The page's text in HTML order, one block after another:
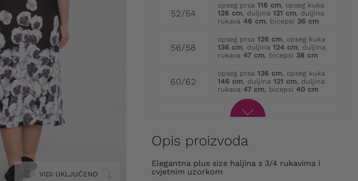
VIDI UKLJUČENO
52/54
opseg prsa 116 cm, opseg kuka
126 cm, duljina 121 cm, duljina
rukava 46 cm, bicepsi 36 cm
56/58
opseg prsa 126 cm, opseg kuka
136 cm, duljina 124 cm, duljina
rukava 47 cm, bicepsi 38 cm
60/62
opseg prsa 136 cm, opseg kuka
146 cm, duljina 121 cm, duljina
rukava 47 cm, bicepsi 40 cm
Opis proizvoda
Elegantna plus size haljina s 3/4 rukavima i
cvjetnim uzorkom